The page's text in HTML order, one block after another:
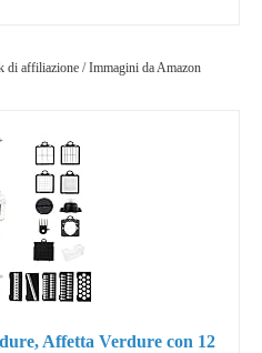
affiliazione / Immagini da Amazon
Affetta Verdure con 12